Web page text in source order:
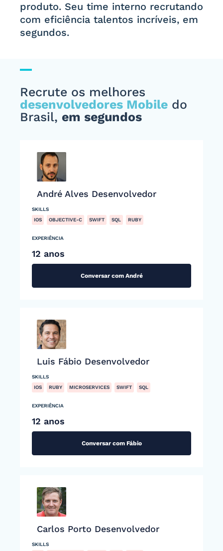
produto. Seu time interno recrutando
com eficiência talentos incríveis, em
segundos.
Recrute os melhores
desenvolvedores Mobile do
Brasil, em segundos
André Alves Desenvolvedor
SKILLS
IOS
OBJECTIVE-C SWIFT SQL RUBY
EXPERIÊNCIA
12 anos
Conversar com André
Luis Fábio Desenvolvedor
SKILLS
IOS
RUBY MICROSERVICES SWIFT SQL
EXPERIÊNCIA
12 anos
Conversar com Fábio
Carlos Porto Desenvolvedor
SKILLS